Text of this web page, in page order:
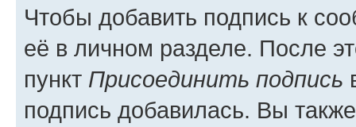
Чтобы добавить подпись к
её в личном разделе. После
пункт Присоединить подпись
подпись добавилась. Вы